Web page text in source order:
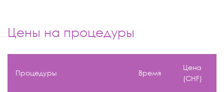
Цены на процедуры
Процедуры Время
Цена
(CHF)